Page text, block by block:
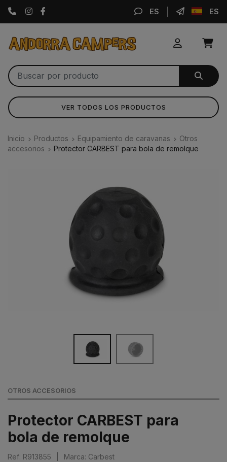
Instagram ES ES
VER TODOS LOS PRODUCTOS
Inicio Productos Equipamiento de caravanas
Otros
accesorios
Protector CARBEST para bola de remolque
OTROS ACCESORIOS
Protector CARBEST para
bola de remolque
Ref: R913855 Marca: Carbest